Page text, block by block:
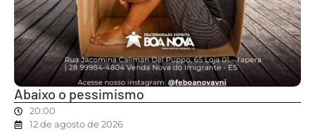
Abaixo o pessimismo
20:00
12 de agosto de 2026